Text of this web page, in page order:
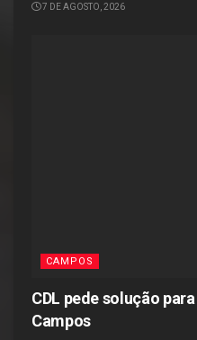
7 DE AGOSTO, 2026
CAMPOS
CDL pede solução
Campos